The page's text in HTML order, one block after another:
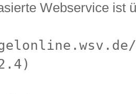
Webservice ist